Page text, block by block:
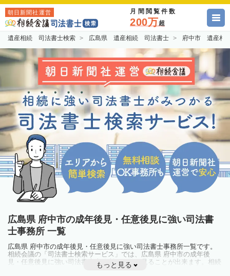
朝日新聞社運営 月間閲覧件数
200万超
遺産相続 司法書士検索 広島県 遺産相続 司法書士 府中市 遺産相
広島県 府中市の成年後見・任意後見に強い司法書
士事務所 一覧
広島県 府中市の成年後見・任意後見に強い司法書士事務所一覧です。
相続会議の「司法書士検索サービス」では、広島県 府中市の成年後
見・任意後見に強い司法書士事務所を一覧で見ることが出来ます。相続
のトラブルやお悩みを抱えている方は一度近隣の司法書士に相談してみ
もっと見る